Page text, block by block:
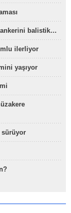
balistik…
ilerliyor
yaşıyor
sürüyor